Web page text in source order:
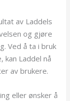
av Laddels
og gjøre
Ved å ta i bruk
Laddel nå
av brukere.
eller ønsker å